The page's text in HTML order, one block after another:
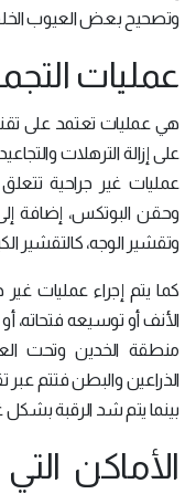
وتصحيح بعض العيوب
عمليات
هي عمليات تعتمد على
على إزالة الترهلات
عمليات غير جراحية
وحقن البوتكس، إضافة
وتقشير الوجه، كالتقشير
كما يتم إجراء عمليات غير
الأنف أو توسيعه فتحاته،
منطقة الخدين وتحت
الذراعين والبطن فتتم عبر
بينما يتم شد الرقبة بشكل
الأماكن